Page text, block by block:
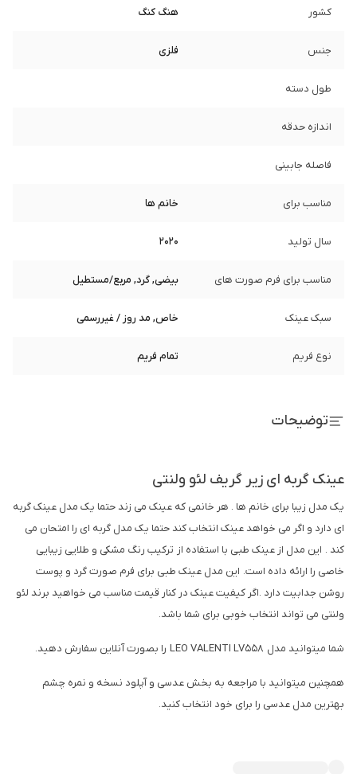
کشور هنگ کنگ
جنس فلزی
طول دسته
اندازه حدقه
فاصله جابینی
مناسب برای خانم ها
سال تولید 2020
مناسب برای فرم صورت های بیضی, گرد, مربع/مستطیل
سبک عینک خاص, مد روز / غیررسمی
نوع فریم تمام فریم
توضیحات
عینک گربه ای زیر گریف لئو ولنتی
یک مدل زیبا برای خانم ها . هر خانمی که عینک می زند حتما یک مدل عینک گربه
ای دارد و اگر می خواهد عینک انتخاب کند حتما یک مدل گربه ای را امتحان می
کند . این مدل از عینک طبی با استفاده از ترکیب رنگ مشکی و طلایی زیبایی
خاصی را ارائه داده است. این مدل عینک طبی برای فرم صورت گرد و پوست
روشن جدابیت دارد .اگر کیفیت عینک در کنار قیمت مناسب می خواهید برند لئو
ولنتی می تواند انتخاب خوبی برای شما باشد.
شما میتوانید مدل LEO VALENTI LV558 را بصورت آنلاین سفارش دهید.
همچنین میتوانید با مراجعه به بخش عدسی و آپلود نسخه و نمره چشم
بهترین مدل عدسی را برای خود انتخاب کنید.